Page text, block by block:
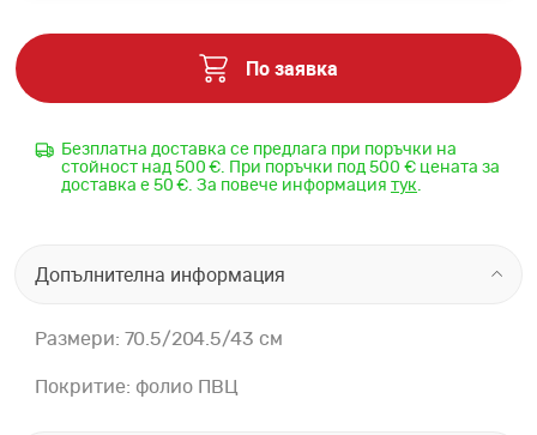
По заявка
Безплатна доставка се предлага при поръчки на
стойност над 500 €. При поръчки под 500 € цената за
доставка е 50 €. За повече информация тук.
Допълнителна информация
Размери: 70.5/204.5/43 см
Покритие: фолио ПВЦ